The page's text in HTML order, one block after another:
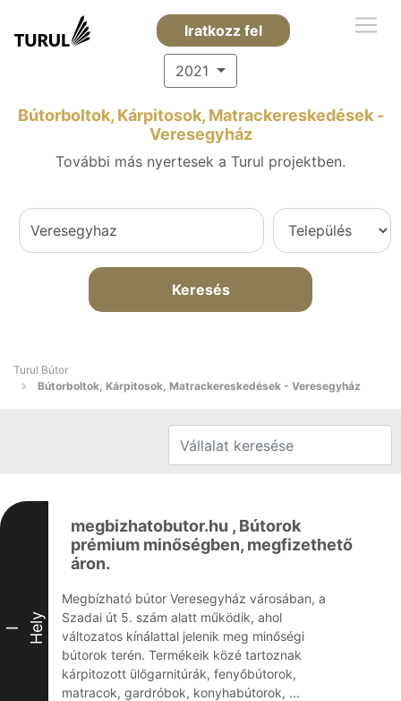
Iratkozz fel
2021
Bútorboltok, Kárpitosok, Matrackereskedések -
Veresegyház
További más nyertesek a Turul projektben.
Keresés
Turul Bútor
Bútorboltok, Kárpitosok, Matrackereskedések - Veresegyház
I Hely
megbizhatobutor.hu , Bútorok
prémium minőségben, megfizethető
áron.
Megbízható bútor Veresegyház városában, a
Szadai út 5. szám alatt működik, ahol
változatos kínálattal jelenik meg minőségi
bútorok terén. Termékeik közé tartoznak
kárpitozott ülőgarnitúrák, fenyőbútorok,
matracok, gardróbok, konyhabútorok, ...